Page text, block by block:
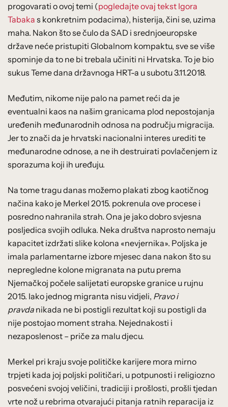
progovarati o ovoj temi (pogledajte ovaj tekst Igora
Tabaka s konkretnim podacima), histerija, čini se, uzima
maha. Nakon što se čulo da SAD i srednjoeuropske
države neće pristupiti Globalnom kompaktu, sve se više
spominje da to ne bi trebala učiniti ni Hrvatska. To je bio
sukus Teme dana državnoga HRT-a u subotu 3.11.2018.
Međutim, nikome nije palo na pamet reći da je
eventualni kaos na našim granicama plod nepostojanja
uređenih međunarodnih odnosa na području migracija.
Jer to znači da je hrvatski nacionalni interes urediti te
međunarodne odnose, a ne ih destruirati povlačenjem iz
sporazuma koji ih uređuju.
Na tome tragu danas možemo plakati zbog kaotičnog
načina kako je Merkel 2015. pokrenula ove procese i
posredno nahranila strah. Ona je jako dobro svjesna
posljedica svojih odluka. Neka društva naprosto nemaju
kapacitet izdržati slike kolona «nevjernika». Poljska je
imala parlamentarne izbore mjesec dana nakon što su
nepregledne kolone migranata na putu prema
Njemačkoj počele salijetati europske granice u rujnu
2015. Iako jednog migranta nisu vidjeli, Pravo i
pravda nikada ne bi postigli rezultat koji su postigli da
nije postojao moment straha. Nejednakosti i
nezaposlenost – priče za malu djecu.
Merkel pri kraju svoje političke karijere mora mirno
trpjeti kada joj poljski političari, u potpunosti i religiozno
posvećeni svojoj veličini, tradiciji i prošlosti, prošli tjedan
vrte nož u rebrima otvarajući pitanja ratnih reparacija iz